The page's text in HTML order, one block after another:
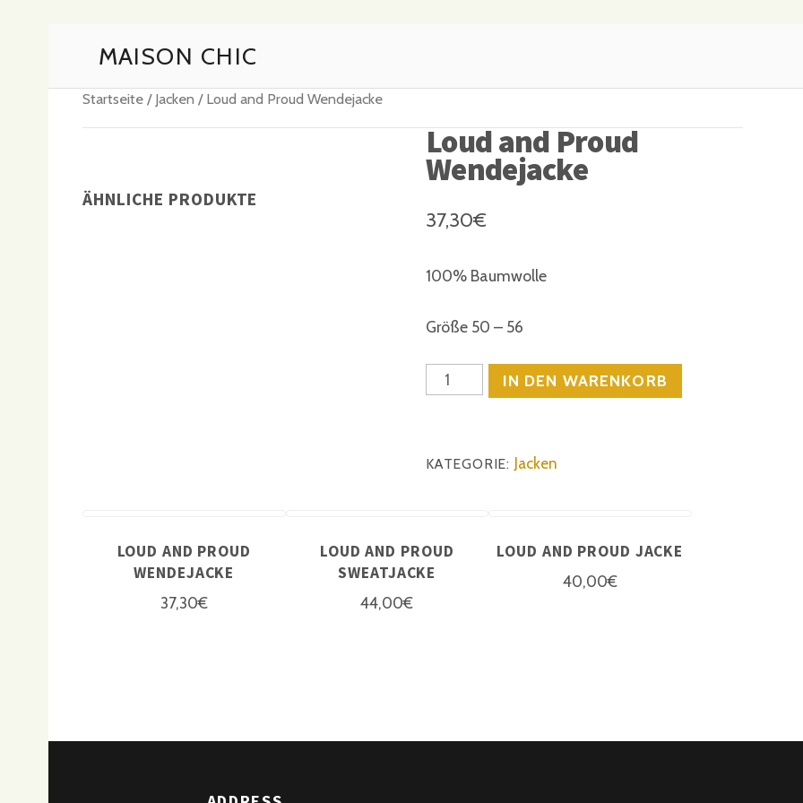
MAISON CHIC
Startseite / Jacken / Loud and Proud Wendejacke
Loud and Proud
Wendejacke
37,30€
100% Baumwolle
Größe 50 – 56
Anzahl IN DEN WARENKORB
KATEGORIE: Jacken
ÄHNLICHE PRODUKTE
LOUD AND PROUD
WENDEJACKE
37,30€
LOUD AND PROUD
SWEATJACKE
44,00€
LOUD AND PROUD JACKE
40,00€